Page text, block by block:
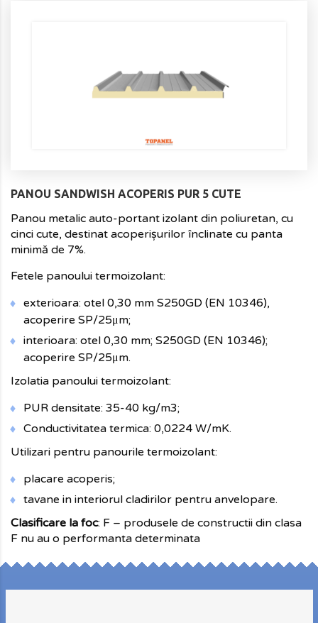
PANOU SANDWISH ACOPERIS PUR 5 CUTE
Panou metalic auto-portant izolant din poliuretan, cu
cinci cute, destinat acoperişurilor înclinate cu panta
minimă de 7%.
Fetele panoului termoizolant:
exterioara: otel 0,30 mm S250GD (EN 10346),
acoperire SP/25μm;
interioara: otel 0,30 mm; S250GD (EN 10346);
acoperire SP/25μm.
Izolatia panoului termoizolant:
PUR densitate: 35-40 kg/m3;
Conductivitatea termica: 0,0224 W/mK.
Utilizari pentru panourile termoizolant:
placare acoperis;
tavane in interiorul cladirilor pentru anvelopare.
Clasificare la foc: F – produsele de constructii din clasa
F nu au o performanta determinata